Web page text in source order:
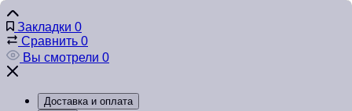
Закладки 0
Сравнить 0
Вы смотрели 0
Доставка и оплата